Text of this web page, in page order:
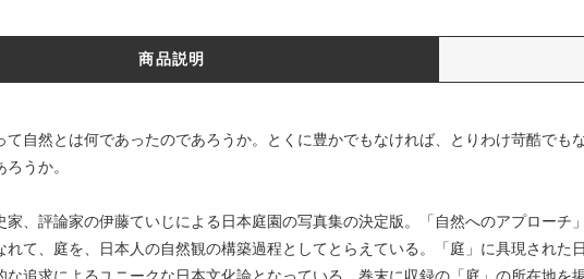
商品説明
て自然とは何であったのであろうか。とくに豊かでもなければ、とりわけ苛酷でも
うか。
家、評論家の伊藤ていじによる日本庭園の写真集の決定版。「自然へのアプロー
れて、庭を、日本人の自然観の構築過程としてとらえている。「庭」に具現され